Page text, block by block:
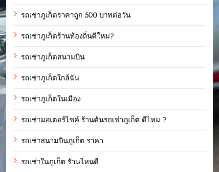
รถเช่าภูเก็ตราคาถูก 500 บาทต่อวัน
รถเช่าภูเก็ตร้านท้องถิ่นดีใหม?
รถเช่าภูเก็ตสนามบิน
รถเช่าภูเก็ตใกล้ฉัน
รถเช่าภูเก็ตในเมือง
รถเช่ามอเตอร์ไซค์ ร้านต้นรถเช่าภูเก็ต ดีไหม ?
รถเช่าสนามบินภูเก็ต ราคา
รถเช่าในภูเก็ต รัานไหนดี